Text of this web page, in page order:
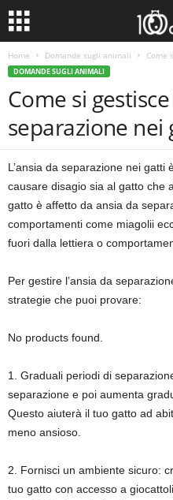
Home Domande sugli animali Come
DOMANDE SUGLI ANIMALI
Come si
separazione nei
L’ansia da separazione nei
causare disagio sia al gatto che
gatto è affetto da ansia da
comportamenti come miagolii
fuori dalla lettiera o
Per gestire l’ansia da
strategie che puoi provare:
No products found.
1. Graduali periodi di
separazione e poi aumenta
Questo aiuterà il tuo gatto ad
meno ansioso.
2. Fornisci un ambiente sicuro:
tuo gatto con accesso a